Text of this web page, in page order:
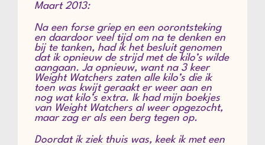
Maart 2013:
Na een forse griep en een oorontsteking
en daardoor veel tijd om na te denken en
bij te tanken, had ik het besluit genomen
dat ik opnieuw de strijd met de kilo’s wilde
aangaan. Ja opnieuw, want na 3 keer
Weight Watchers zaten alle kilo’s die ik
toen was kwijt geraakt er weer aan en
nog wat kilo’s extra. Ik had mijn boekjes
van Weight Watchers al weer opgezocht,
maar zag er als een berg tegen op.
Doordat ik ziek thuis was, keek ik met een